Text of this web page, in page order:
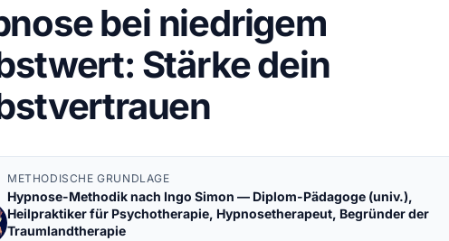
bei niedrigem
Stärke dein
METHODISCHE GRUNDLAGE
Hypnose-Methodik nach Ingo Simon — Diplom-Pädagoge (univ.),
Heilpraktiker für Psychotherapie, Hypnosetherapeut, Begründer der
Traumlandtherapie